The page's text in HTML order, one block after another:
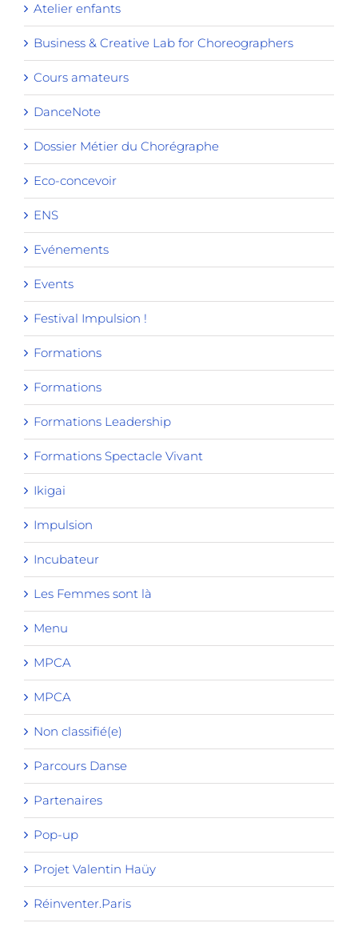
Atelier enfants
Business & Creative Lab for Choreographers
Cours amateurs
DanceNote
Dossier Métier du Chorégraphe
Eco-concevoir
ENS
Evénements
Events
Festival Impulsion !
Formations
Formations
Formations Leadership
Formations Spectacle Vivant
Ikigai
Impulsion
Incubateur
Les Femmes sont là
Menu
MPCA
MPCA
Non classifié(e)
Parcours Danse
Partenaires
Pop-up
Projet Valentin Haüy
Réinventer.Paris